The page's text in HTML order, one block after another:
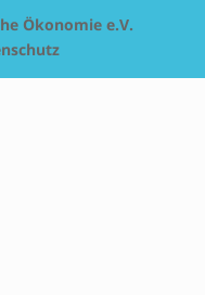
Ökonomie e.V.